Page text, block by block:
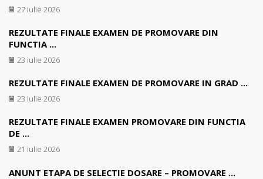
27 iulie 2026
REZULTATE FINALE EXAMEN DE PROMOVARE DIN
FUNCTIA ...
23 iulie 2026
REZULTATE FINALE EXAMEN DE PROMOVARE IN GRAD ...
23 iulie 2026
REZULTATE FINALE EXAMEN PROMOVARE DIN FUNCTIA
DE ...
21 iulie 2026
ANUNT ETAPA DE SELECTIE DOSARE – PROMOVARE ...